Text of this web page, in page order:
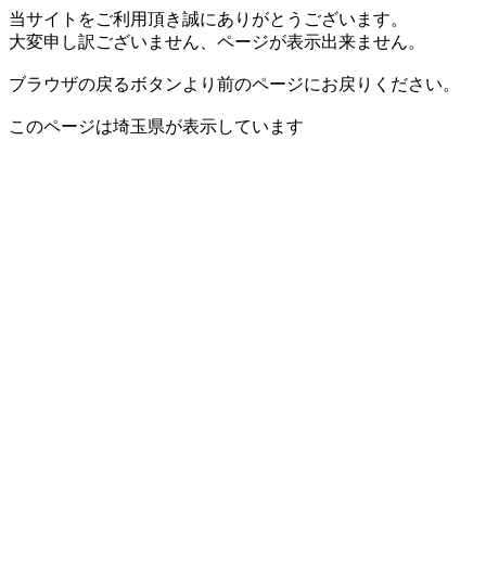
当サイトをご利用頂き誠にありがとうございます。
大変申し訳ございません、ページが表示出来ません。
ブラウザの戻るボタンより前のページにお戻りください。
このページは埼玉県が表示しています